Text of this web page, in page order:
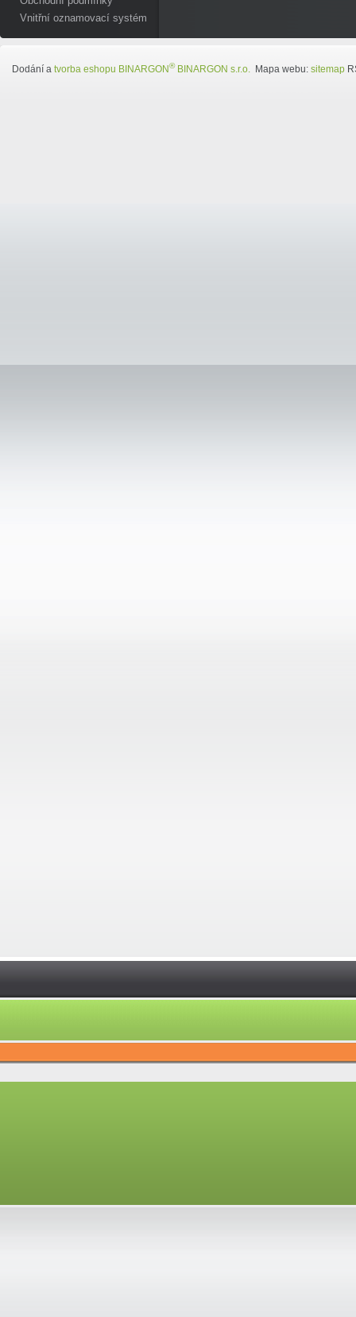
Vnitřní oznamovací systém
Dodání a tvorba eshopu BINARGON®BINARGON s.r.o. Mapa webu: sitemap